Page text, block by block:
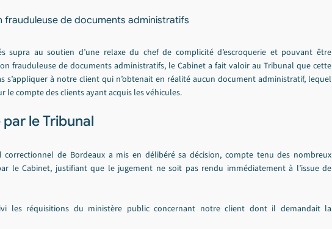
frauduleuse de documents administratifs
supra au soutien d’une relaxe du chef de complicité d’escroquerie et pouvant être
frauduleuse de documents administratifs, le Cabinet a fait valoir au Tribunal que cette
s’appliquer à notre client qui n’obtenait en réalité aucun document administratif, lequel
le compte des clients ayant acquis les véhicules.
le Tribunal
correctionnel de Bordeaux a mis en délibéré sa décision, compte tenu des nombreux
le Cabinet, justifiant que le jugement ne soit pas rendu immédiatement à l’issue de
les réquisitions du ministère public concernant notre client dont il demandait la